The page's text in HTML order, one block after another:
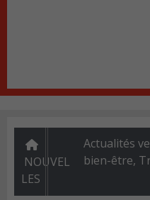
NOUVEL
LES
Actualités
bien-être,